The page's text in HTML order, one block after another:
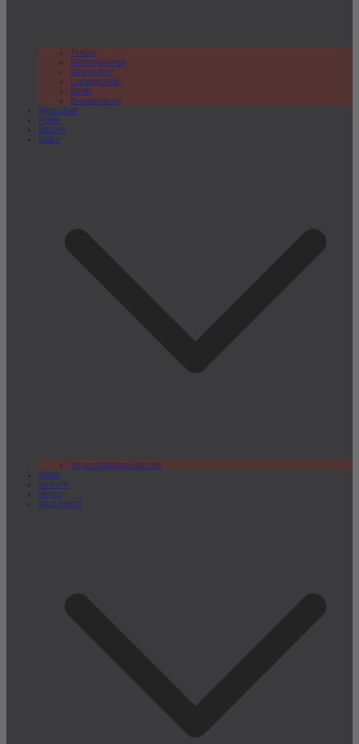
Teltow
Kleinmachnow
Stahnsdorf
Ludwigsfelde
Berlin
Brandenburg
Wirtschaft
Politik
Bildung
Kultur
Veranstaltungskalender
Sport
Verkehr
Verlag
lokal.report